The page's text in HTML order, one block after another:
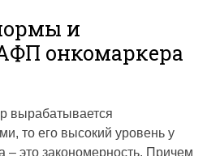
и
онкомаркера
вырабатывается
то его высокий уровень у
– это закономерность. Причем